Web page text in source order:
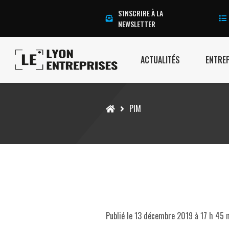
S'INSCRIRE À LA
NEWSLETTER
ACTUALITÉS
AccueilPIM
Publié le13 décembre 2019 à 17 h 45